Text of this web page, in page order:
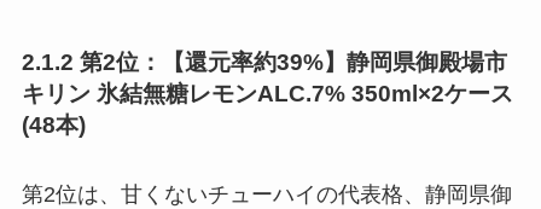
2.1.2 第2位：【還元率約39%】静岡県御殿場市
キリン 氷結無糖レモンALC.7% 350ml×2ケース
(48本)
第2位は、甘くないチューハイの代表格、静岡県御